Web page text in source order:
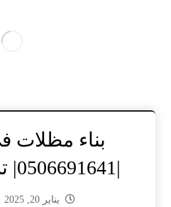
بناء مظلات
|0506691641| تركيب سواتر
يناير 20, 2025